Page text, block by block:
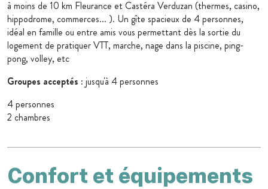
à moins de 10 km Fleurance et Castéra Verduzan (thermes, casino,
hippodrome, commerces... ). Un gîte spacieux de 4 personnes,
idéal en famille ou entre amis vous permettant dès la sortie du
logement de pratiquer VTT, marche, nage dans la piscine, ping-
pong, volley, etc
Groupes acceptés : jusqu'à 4 personnes
4 personnes
2 chambres
Confort et équipements